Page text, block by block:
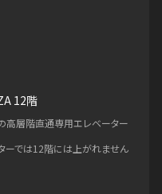
12階
高層階直通専用エレベーター
ーでは12階には上がれません